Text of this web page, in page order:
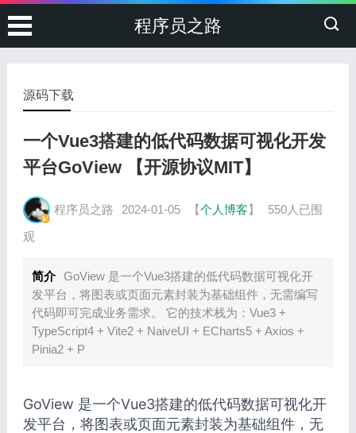
程序员之路
源码下载
一个Vue3搭建的低代码数据可视化开发
平台GoView 【开源协议MIT】
程序员之路 2024-01-05 【个人博客】
550人已围
观
简介 GoView 是一个Vue3搭建的低代码数据可视化开
发平台，将图表或页面元素封装为基础组件，无需编写
代码即可完成业务需求。 它的技术栈为：Vue3 +
TypeScript4 + Vite2 + NaiveUI + ECharts5 + Axios +
Pinia2 + P
GoView 是一个Vue3搭建的低代码数据可视化开
发平台，将图表或页面元素封装为基础组件，无